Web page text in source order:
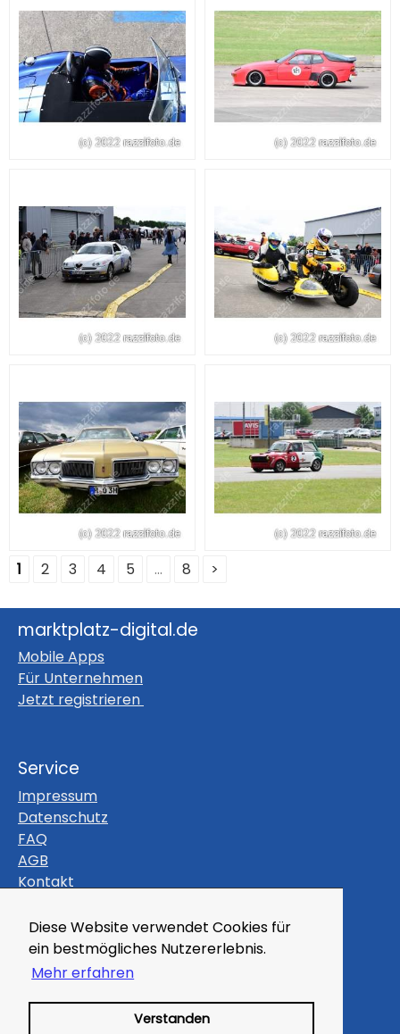
Diese Website verwendet Cookies für
ein bestmögliches Nutzererlebnis.
Mehr erfahren
Verstanden
1 2 3 4 5 ... 8 >
marktplatz-digital.de
Mobile Apps
Für Unternehmen
Jetzt registrieren
Service
Impressum
Datenschutz
FAQ
AGB
Kontakt
Themen
Gutscheine
Veranstaltungen